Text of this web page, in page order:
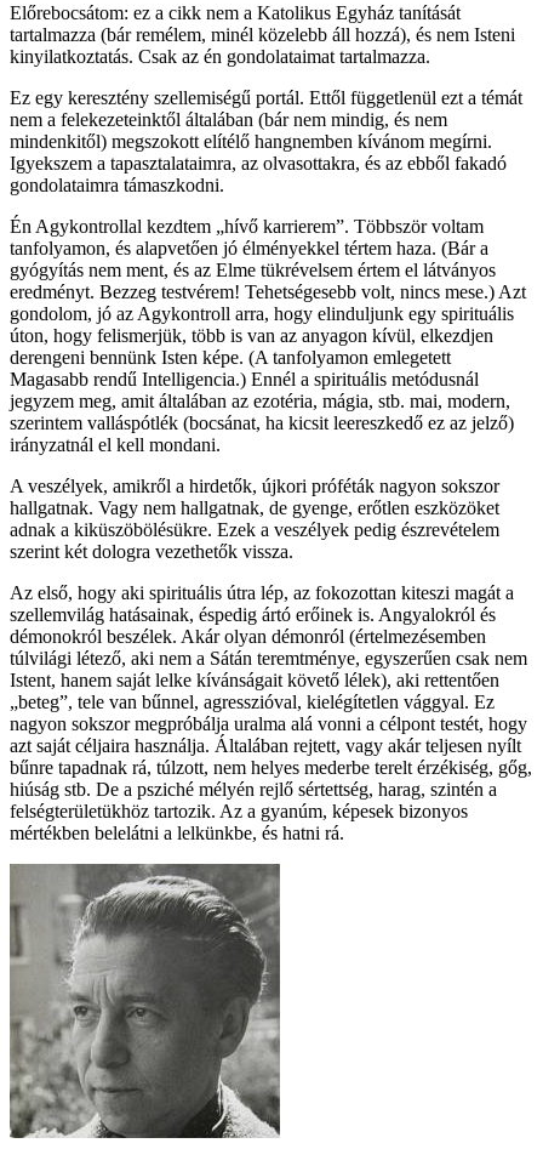
Előrebocsátom: ez a cikk nem a Katolikus Egyház tanítását
tartalmazza (bár remélem, minél közelebb áll hozzá), és nem Isteni
kinyilatkoztatás. Csak az én gondolataimat tartalmazza.
Ez egy keresztény szellemiségű portál. Ettől függetlenül ezt a témát
nem a felekezeteinktől általában (bár nem mindig, és nem
mindenkitől) megszokott elítélő hangnemben kívánom megírni.
Igyekszem a tapasztalataimra, az olvasottakra, és az ebből fakadó
gondolataimra támaszkodni.
Én Agykontrollal kezdtem „hívő karrierem”. Többször voltam
tanfolyamon, és alapvetően jó élményekkel tértem haza. (Bár a
gyógyítás nem ment, és az Elme tükrévelsem értem el látványos
eredményt. Bezzeg testvérem! Tehetségesebb volt, nincs mese.) Azt
gondolom, jó az Agykontroll arra, hogy elinduljunk egy spirituális
úton, hogy felismerjük, több is van az anyagon kívül, elkezdjen
derengeni bennünk Isten képe. (A tanfolyamon emlegetett
Magasabb rendű Intelligencia.) Ennél a spirituális metódusnál
jegyzem meg, amit általában az ezotéria, mágia, stb. mai, modern,
szerintem valláspótlék (bocsánat, ha kicsit leereszkedő ez az jelző)
irányzatnál el kell mondani.
A veszélyek, amikről a hirdetők, újkori próféták nagyon sokszor
hallgatnak. Vagy nem hallgatnak, de gyenge, erőtlen eszközöket
adnak a kiküszöbölésükre. Ezek a veszélyek pedig észrevételem
szerint két dologra vezethetők vissza.
Az első, hogy aki spirituális útra lép, az fokozottan kiteszi magát a
szellemvilág hatásainak, éspedig ártó erőinek is. Angyalokról és
démonokról beszélek. Akár olyan démonról (értelmezésemben
túlvilági létező, aki nem a Sátán teremtménye, egyszerűen csak nem
Istent, hanem saját lelke kívánságait követő lélek), aki rettentően
„beteg”, tele van bűnnel, agresszióval, kielégítetlen vággyal. Ez
nagyon sokszor megpróbálja uralma alá vonni a célpont testét, hogy
azt saját céljaira használja. Általában rejtett, vagy akár teljesen nyílt
bűnre tapadnak rá, túlzott, nem helyes mederbe terelt érzékiség, gőg,
hiúság stb. De a psziché mélyén rejlő sértettség, harag, szintén a
felségterületükhöz tartozik. Az a gyanúm, képesek bizonyos
mértékben belelátni a lelkünkbe, és hatni rá.